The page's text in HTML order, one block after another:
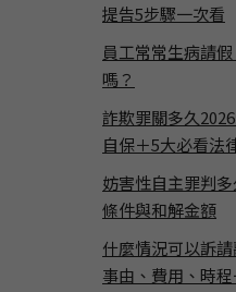
提告5步驟一次看
員工常常生病請
嗎？
詐欺罪關多久
自保＋5大必看法
妨害性自主罪判
條件與和解金額
什麼情況可以訴
事由、費用、時